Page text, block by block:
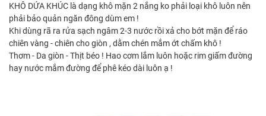
KHÔ DỨA KHÚC là dạng khô mặn 2 nắng ko phải loại khô luôn nên
phải bảo quản ngăn đông dùm em !
Khi dùng rã ra rửa sạch ngâm 2-3 nước rồi xả cho bớt mặn để ráo
chiên vàng - chiên cho giòn , dằm chén mắm ớt chấm khô !
Thơm - Da giòn - Thịt béo ! Hao cơm lắm luôn hoặc rim giấm đường
hay nước mắm đường để phê kéo dài luôn ạ !